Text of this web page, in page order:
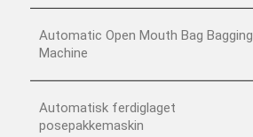
Automatic Open Mouth Bag Bagging
Machine
Automatisk ferdiglaget
posepakkemaskin